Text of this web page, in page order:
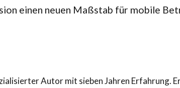
einen neuen Maßstab für mobile
Autor mit sieben Jahren Erfahrung.